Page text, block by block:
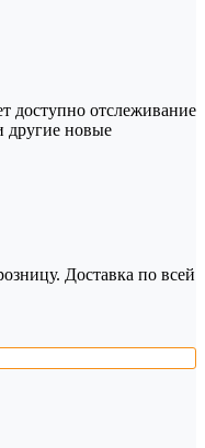
доступно отслеживание
другие новые
Доставка по всей